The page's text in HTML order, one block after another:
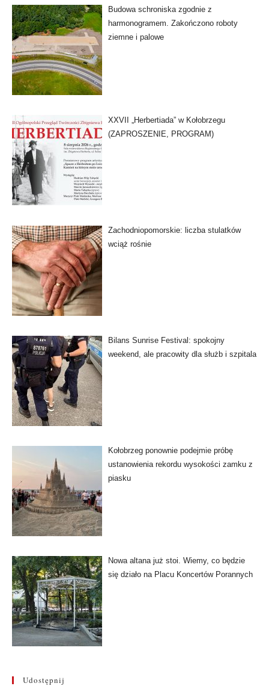
Budowa schroniska zgodnie z
harmonogramem. Zakończono roboty
ziemne i palowe
XXVII „Herbertiada” w Kołobrzegu
(ZAPROSZENIE, PROGRAM)
Zachodniopomorskie: liczba stulatków
wciąż rośnie
Bilans Sunrise Festival: spokojny
weekend, ale pracowity dla służb i szpitala
Kołobrzeg ponownie podejmie próbę
ustanowienia rekordu wysokości zamku z
piasku
Nowa altana już stoi. Wiemy, co będzie
się działo na Placu Koncertów Porannych
Udostępnij